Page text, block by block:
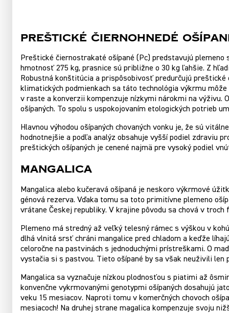
Preštické čiernohnedé
Preštické čiernostrakaté ošípané (Pc) predstavujú plemeno
hmotnosť 275 kg, prasnice sú približne o 30 kg ľahšie. Z
Robustná konštitúcia a prispôsobivosť predurčujú
klimatických podmienkach sa táto technológia výkrmu
v raste a konverzii kompenzuje nízkymi nárokmi na výživu.
ošípaných. To spolu s uspokojovaním etologických potrieb
Hlavnou výhodou ošípaných chovaných vonku je, že sú
hodnotnejšie a podľa analýz obsahuje vyšší podiel zdraviu
preštických ošípaných je cenené najmä pre vysoký podiel
Mangalica
Mangalica alebo kučeravá ošípaná je neskoro výkrmové
génová rezerva. Vďaka tomu sa toto primitívne plemeno
vrátane Českej republiky. V krajine pôvodu sa chová v
Plemeno má stredný až veľký telesný rámec s výškou v
dlhá vlnitá srsť chráni mangalice pred chladom a keďže
celoročne na pastvinách s jednoduchými prístreškami. O
vystačia si s pastvou. Tieto ošípané by sa však neuživili
Mangalica sa vyznačuje nízkou plodnosťou s piatimi až
konvenčne vykrmovanými genotypmi ošípaných dosahujú
veku 15 mesiacov. Naproti tomu v komerčných chovoch
mesiacoch! Na druhej strane magalica kompenzuje svoju